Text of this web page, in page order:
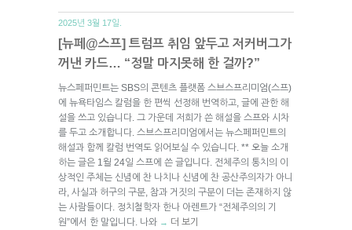
2025년 3월 17일.
[뉴페@스프] 트럼프 취임 앞두고 저커버그가
꺼낸 카드… “정말 마지못해 한 걸까?”
뉴스페퍼민트는 SBS의 콘텐츠 플랫폼 스브스프리미엄(스프)
에 뉴욕타임스 칼럼을 한 편씩 선정해 번역하고, 글에 관한 해
설을 쓰고 있습니다. 그 가운데 저희가 쓴 해설을 스프와 시차
를 두고 소개합니다. 스브스프리미엄에서는 뉴스페퍼민트의
해설과 함께 칼럼 번역도 읽어보실 수 있습니다. ** 오늘 소개
하는 글은 1월 24일 스프에 쓴 글입니다. 전체주의 통치의 이
상적인 주체는 신념에 찬 나치나 신념에 찬 공산주의자가 아니
라, 사실과 허구의 구분, 참과 거짓의 구분이 더는 존재하지 않
는 사람들이다. 정치철학자 한나 아렌트가 “전체주의의 기
원”에서 한 말입니다. 나와 → 더 보기